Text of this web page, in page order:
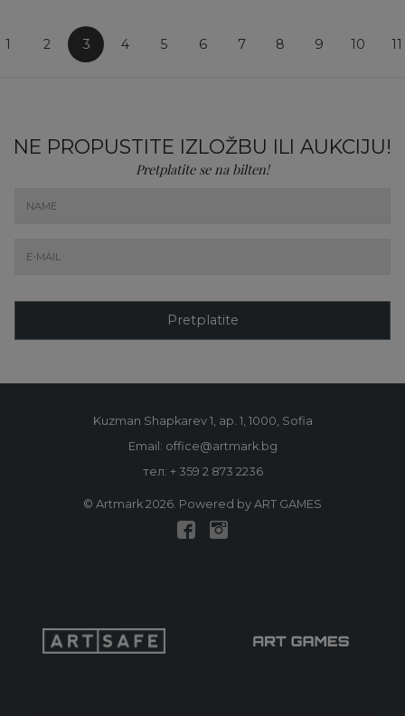
1 2 3 4 5 6 7 8 9 10 11
NE PROPUSTITE IZLOŽBU ILI AUKCIJU!
Pretplatite se na bilten!
Pretplatite
Kuzman Shapkarev 1, ap. 1, 1000, Sofia
Email: office@artmark.bg
тел: + 359 2 873 2236
© Artmark 2026. Powered by ART GAMES